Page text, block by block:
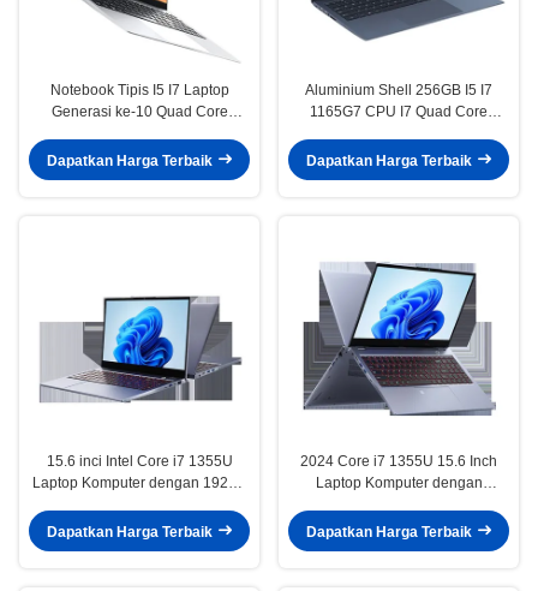
Notebook Tipis I5 I7 Laptop
Generasi ke-10 Quad Core
SSD HDD 1TB Opsional
Dapatkan Harga Terbaik
Aluminium Shell 256GB I5 I7
1165G7 CPU I7 Quad Core
Dapatkan Harga Terbaik
15.6 inci Intel Core i7 1355U
Laptop Komputer dengan 1920 *
Dapatkan Harga Terbaik
2024 Core i7 1355U 15.6 Inch
Laptop Komputer dengan
penggunaan bisnis
Dapatkan Harga Terbaik